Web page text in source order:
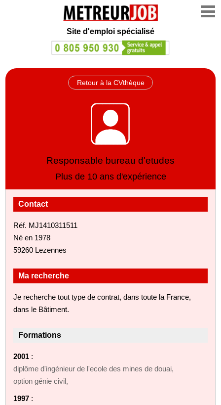
Site d'emploi spécialisé
Retour à la CVthèque
Responsable bureau d'etudes
Plus de 10 ans d'expérience
Contact
Réf. MJ1410311511
Né en 1978
59260 Lezennes
Ma recherche
Je recherche tout type de contrat, dans toute la France,
dans le Bâtiment.
Formations
2001 :
diplôme d'ingénieur de l'ecole des mines de douai,
option génie civil,
1997 :